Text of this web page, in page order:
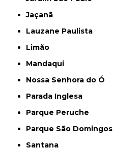
Jaçanã
Lauzane Paulista
Limão
Mandaqui
Nossa Senhora do Ó
Parada Inglesa
Parque Peruche
Parque São Domingos
Santana